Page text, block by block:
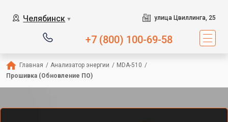
Челябинск ▼ улица Цвиллинга, 25
+7 (800) 100-69-58
Главная / Анализатор энергии / MDA-510 /
Прошивка (Обновление ПО)